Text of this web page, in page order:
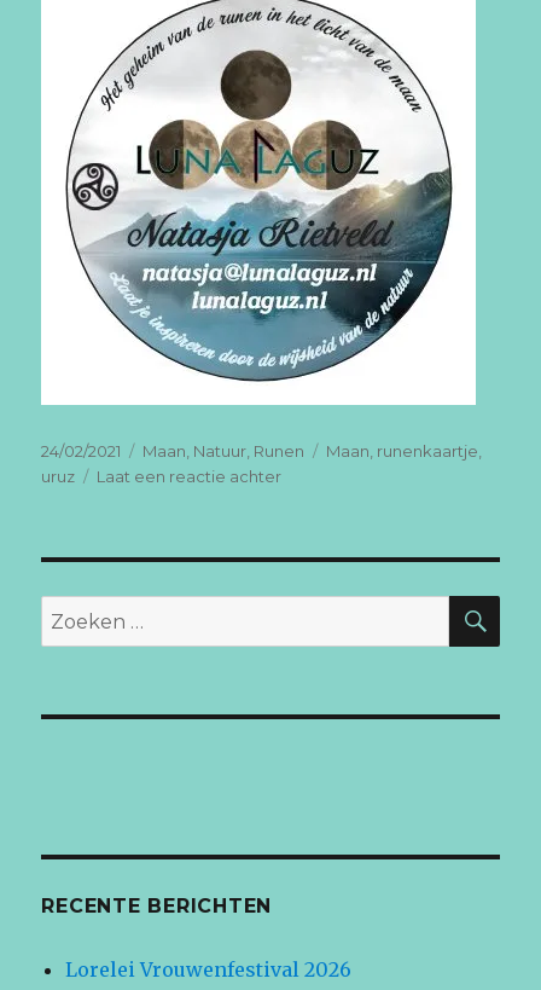
Geplaatst
op
24/02/2021 Categorieën
Maan, Natuur, Runen Tags
Maan, runenkaartje,
uruz
Laat een reactie achterop
de
Zoeken
naar:
RECENTE BERICHTEN
Lorelei Vrouwenfestival 2026